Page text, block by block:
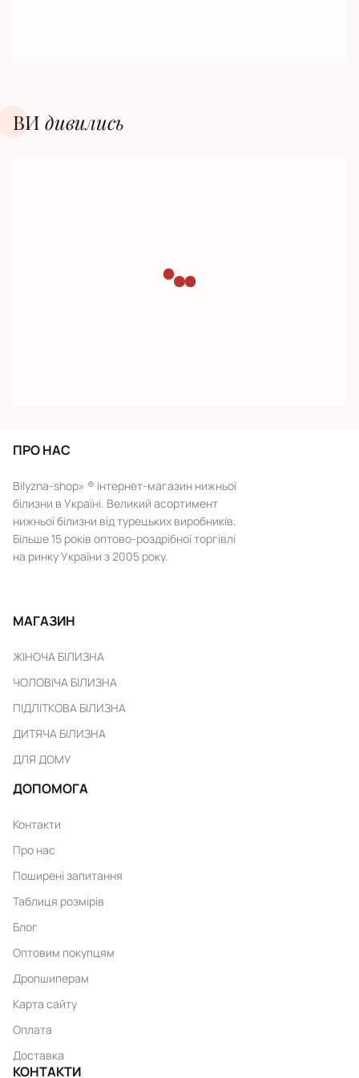
ВИ дивилиcь
ПРО НАС
Bilyzna-shop» ® інтернет-магазин нижньої
білизни в Україні. Великий асортимент
нижньої білизни від турецьких виробників.
Більше 15 років оптово-роздрібної торгівлі
на ринку України з 2005 року.
МАГАЗИН
ЖІНОЧА БІЛИЗНА
ЧОЛОВІЧА БІЛИЗНА
ПІДЛІТКОВА БІЛИЗНА
ДИТЯЧА БІЛИЗНА
ДЛЯ ДОМУ
ДОПОМОГА
Контакти
Про нас
Поширені запитання
Таблиця розмірів
Блог
Оптовим покупцям
Дропшиперам
Карта сайту
Оплата
Доставка
КОНТАКТИ